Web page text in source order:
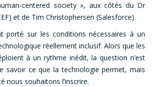
centered society », aux côtés du Dr
et de Tim Christophersen (Salesforce).
porté sur les conditions nécessaires à un
réellement inclusif. Alors que les
à un rythme inédit, la question n’est
savoir ce que la technologie permet, mais
nous souhaitons l’inscrire.